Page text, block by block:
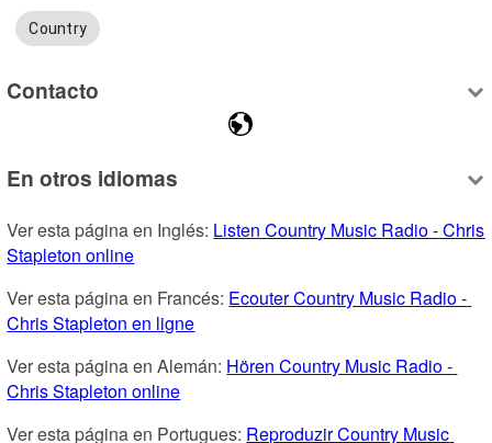
Country
Contacto
En otros idiomas
Ver esta página en Inglés: Listen Country Music Radio - Chris
Stapleton online
Ver esta página en Francés: Ecouter Country Music Radio -
Chris Stapleton en ligne
Ver esta página en Alemán: Hören Country Music Radio -
Chris Stapleton online
Ver esta página en Portugues: Reproduzir Country Music